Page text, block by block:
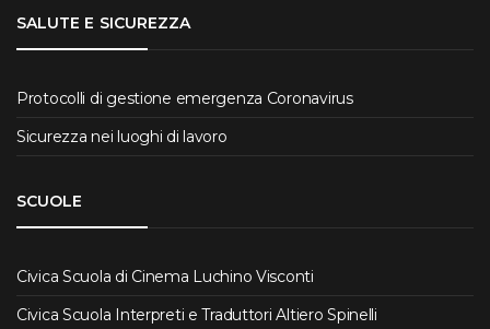
SALUTE E SICUREZZA
Protocolli di gestione emergenza Coronavirus
Sicurezza nei luoghi di lavoro
SCUOLE
Civica Scuola di Cinema Luchino Visconti
Civica Scuola Interpreti e Traduttori Altiero Spinelli